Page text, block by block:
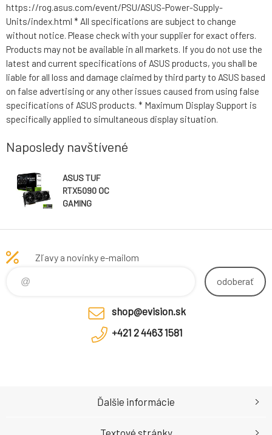
https://rog.asus.com/event/PSU/ASUS-Power-Supply-
Units/index.html * All specifications are subject to change
without notice. Please check with your supplier for exact offers.
Products may not be available in all markets. If you do not use the
latest and current specifications of ASUS products, you shall be
liable for all loss and damage claimed by third party to ASUS based
on false advertising or any other issues caused from using false
specifications of ASUS products. * Maximum Display Support is
specifically applied to simultaneous display situation.
Naposledy navštívené
ASUS TUF
RTX5090 OC
GAMING
GDDR7 2xHDMI
Zľavy a novinky e-mailom
odoberať
shop@evision.sk
+421 2 4463 1581
Ďalšie informácie
Textové stránky